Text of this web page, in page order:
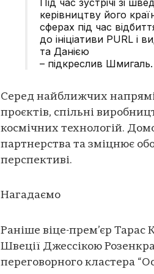
Під час зустрічі зі
керівництву його
сферах під час
до ініціативи PURL і
та Данією
– підкреслив Шмигаль.
Серед найближчих
проєктів, спільні
космічних технологій.
партнерства та зміцнює
перспективі.
Нагадаємо
Раніше віце-прем’єр Тарас
Швеції Джессікою
переговорного кластера